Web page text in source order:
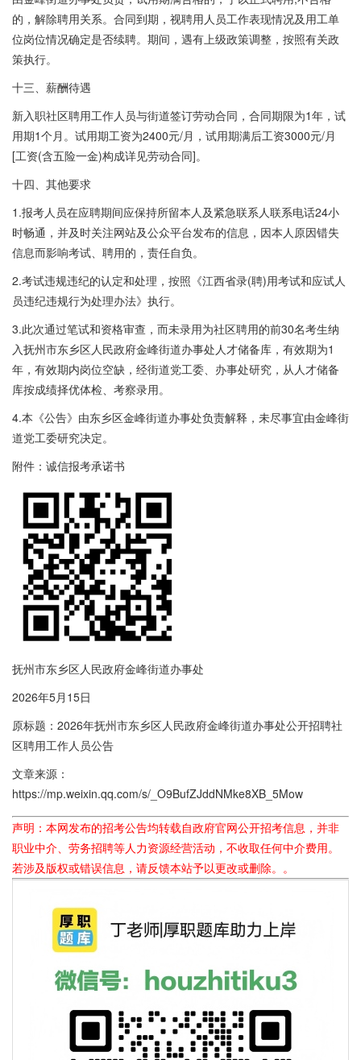
的，解除聘用关系。合同到期，视聘用人员工作表现情况及用工单
位岗位情况确定是否续聘。期间，遇有上级政策调整，按照有关政
策执行。
十三、薪酬待遇
新入职社区聘用工作人员与街道签订劳动合同，合同期限为1年，试
用期1个月。试用期工资为2400元/月，试用期满后工资3000元/月
[工资(含五险一金)构成详见劳动合同]。
十四、其他要求
1.报考人员在应聘期间应保持所留本人及紧急联系人联系电话24小
时畅通，并及时关注网站及公众平台发布的信息，因本人原因错失
信息而影响考试、聘用的，责任自负。
2.考试违规违纪的认定和处理，按照《江西省录(聘)用考试和应试人
员违纪违规行为处理办法》执行。
3.此次通过笔试和资格审查，而未录用为社区聘用的前30名考生纳
入抚州市东乡区人民政府金峰街道办事处人才储备库，有效期为1
年，有效期内岗位空缺，经街道党工委、办事处研究，从人才储备
库按成绩择优体检、考察录用。
4.本《公告》由东乡区金峰街道办事处负责解释，未尽事宜由金峰街
道党工委研究决定。
附件：诚信报考承诺书
抚州市东乡区人民政府金峰街道办事处
2026年5月15日
原标题：2026年抚州市东乡区人民政府金峰街道办事处公开招聘社
区聘用工作人员公告
文章来源：
https://mp.weixin.qq.com/s/_O9BufZJddNMke8XB_5Mow
声明：本网发布的招考公告均转载自政府官网公开招考信息，并非
职业中介、劳务招聘等人力资源经营活动，不收取任何中介费用。
若涉及版权或错误信息，请反馈本站予以更改或删除。。